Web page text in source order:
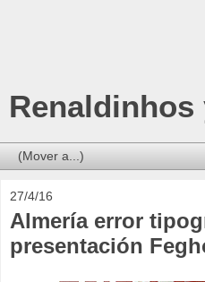
Renaldinhos
27/4/16
Almería error
presentación